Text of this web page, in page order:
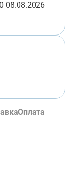
08.08.2026
Оплата